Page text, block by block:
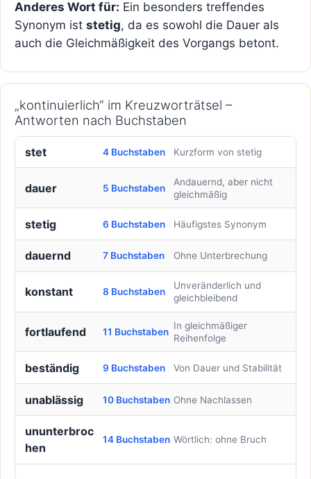
Anderes Wort für: Ein besonders treffendes
Synonym ist stetig, da es sowohl die Dauer als
auch die Gleichmäßigkeit des Vorgangs betont.
„kontinuierlich“ im Kreuzworträtsel –
Antworten nach Buchstaben
stet 4 Buchstaben Kurzform von stetig
dauer 5 Buchstaben
Andauernd, aber nicht
gleichmäßig
stetig 6 Buchstaben Häufigstes Synonym
dauernd 7 Buchstaben Ohne Unterbrechung
konstant 8 Buchstaben
Unveränderlich und
gleichbleibend
fortlaufend 11 Buchstaben
In gleichmäßiger
Reihenfolge
beständig 9 Buchstaben Von Dauer und Stabilität
unablässig 10 Buchstaben Ohne Nachlassen
ununterbroc
hen
14 Buchstaben Wörtlich: ohne Bruch